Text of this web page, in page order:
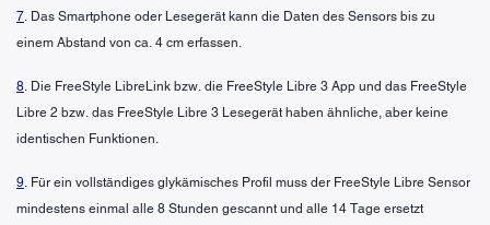
7. Das Smartphone oder Lesegerät kann die Daten des Sensors bis zu
einem Abstand von ca. 4 cm erfassen.
8. Die FreeStyle LibreLink bzw. die FreeStyle Libre 3 App und das FreeStyle
Libre 2 bzw. das FreeStyle Libre 3 Lesegerät haben ähnliche, aber keine
identischen Funktionen.
9. Für ein vollständiges glykämisches Profil muss der FreeStyle Libre Sensor
mindestens einmal alle 8 Stunden gescannt und alle 14 Tage ersetzt